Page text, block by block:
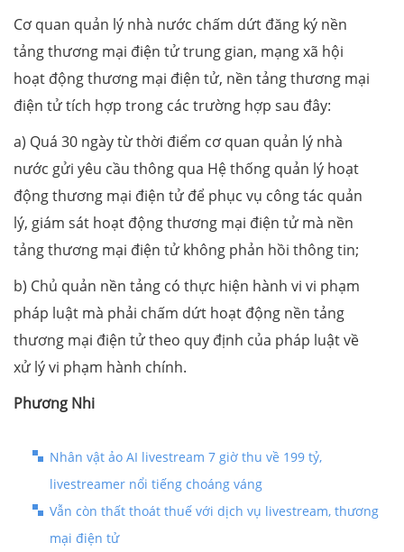
Cơ quan quản lý nhà nước chấm dứt đăng ký nền
tảng thương mại điện tử trung gian, mạng xã hội
hoạt động thương mại điện tử, nền tảng thương mại
điện tử tích hợp trong các trường hợp sau đây:
a) Quá 30 ngày từ thời điểm cơ quan quản lý nhà
nước gửi yêu cầu thông qua Hệ thống quản lý hoạt
động thương mại điện tử để phục vụ công tác quản
lý, giám sát hoạt động thương mại điện tử mà nền
tảng thương mại điện tử không phản hồi thông tin;
b) Chủ quản nền tảng có thực hiện hành vi vi phạm
pháp luật mà phải chấm dứt hoạt động nền tảng
thương mại điện tử theo quy định của pháp luật về
xử lý vi phạm hành chính.
Phương Nhi
Nhân vật ảo AI livestream 7 giờ thu về 199 tỷ,
livestreamer nổi tiếng choáng váng
Vẫn còn thất thoát thuế với dịch vụ livestream, thương
mại điện tử